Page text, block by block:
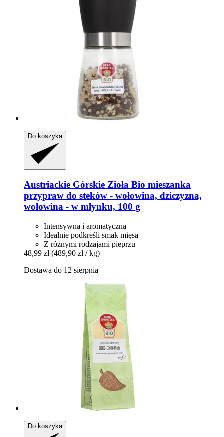
Do koszyka
Austriackie Górskie Zioła Bio mieszanka
przypraw do steków -​ wołowina, dziczyzna,
wołowina -​ w młynku, 100 g
Intensywna i aromatyczna
Idealnie podkreśli smak mięsa
Z różnymi rodzajami pieprzu
48,99 zł (489,90 zł / kg)
Dostawa do 12 sierpnia
Do koszyka